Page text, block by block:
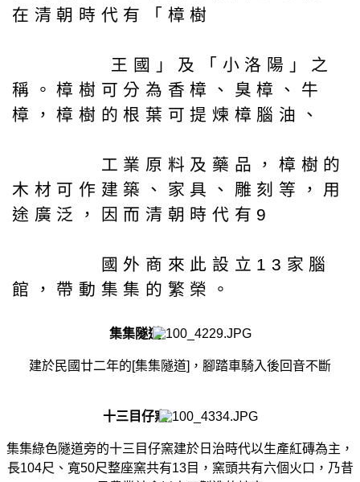
在清朝時代有「樟樹
王國」及「小洛陽」之
稱。樟樹可分為香樟、臭樟、牛
樟，樟樹的根葉可提煉樟腦油、
工業原料及藥品，樟樹的
木材可作建築、家具、雕刻等，用
途廣泛，因而清朝時代有9
國外商來此設立13家腦
館，帶動集集的繁榮。
集集隧道
建於民國廿二年的[集集隧道]，腳踏車騎入後回音不斷
十三目仔窯
集集綠色隧道旁的十三目仔窯建於日治時代以生產紅磚為主，
長104尺、寬50尺整座窯共有13目，窯頭共有六個火口，乃昔